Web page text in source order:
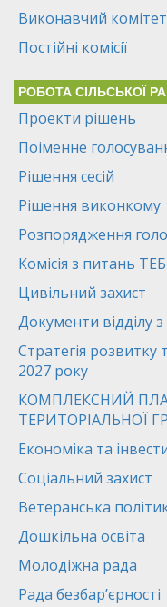
Виконавчий комітет
Постійні комісії
РОБОТА СІЛЬСЬКОЇ
Проекти рішень
Поіменне
Рішення сесій
Рішення виконкому
Розпорядження
Комісія з питань
Цивільний захист
Документи відділу
Стратегія розвитку
2027 року
КОМПЛЕКСНИЙ
ТЕРИТОРІАЛЬНОЇ
Економіка та
Соціальний захист
Ветеранська
Дошкільна освіта
Молодіжна рада
Рада безбар’єрності